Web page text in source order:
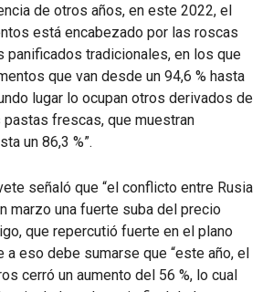
de otros años, en este 2022, el
está encabezado por las roscas
panificados tradicionales, en los que
que van desde un 94,6 % hasta
lugar lo ocupan otros derivados de
pastas frescas, que muestran
un 86,3 %”.
señaló que “el conflicto entre Rusia
marzo una fuerte suba del precio
que repercutió fuerte en el plano
a eso debe sumarse que “este año, el
cerró un aumento del 56 %, lo cual